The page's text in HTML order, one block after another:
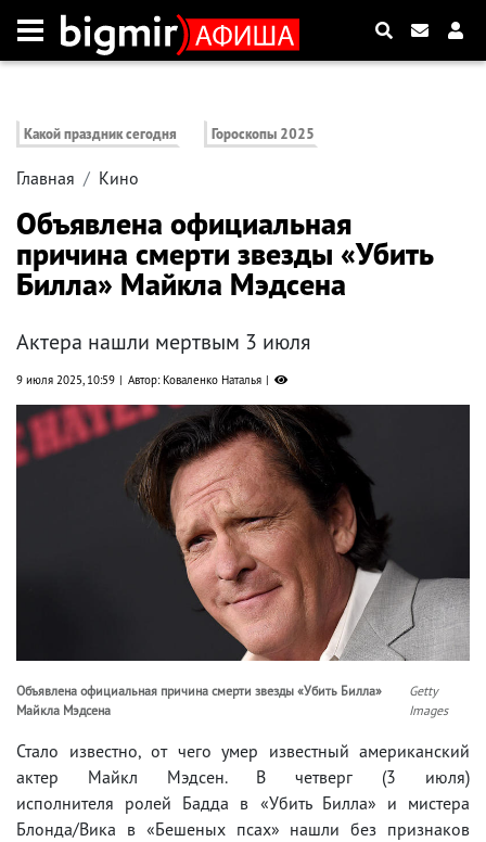
Какой праздник сегодня Гороскопы 2025
Главная Кино
Объявлена официальная
причина смерти звезды «Убить
Билла» Майкла Мэдсена
Актера нашли мертвым 3 июля
9 июля 2025, 10:59 Автор: Коваленко Наталья
Объявлена официальная причина смерти звезды «Убить Билла»
Майкла Мэдсена
Getty
Images
Стало известно, от чего умер известный американский
актер Майкл Мэдсен. В четверг (3 июля)
исполнителя ролей Бадда в «Убить Билла» и мистера
Блонда/Вика в «Бешеных псах» нашли без признаков